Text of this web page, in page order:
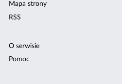
Mapa strony
RSS
O serwisie
Pomoc